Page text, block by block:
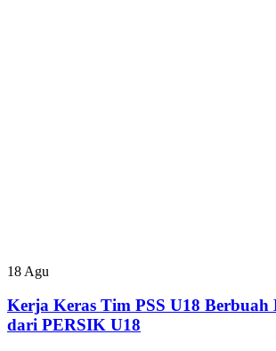
18 Agu
Kerja Keras Tim PSS U18 Berbuah
dari PERSIK U18